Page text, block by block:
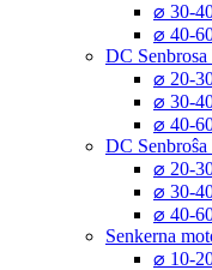
⌀ 30-
⌀ 40-
DC
⌀ 20-
⌀ 30-
⌀ 40-
DC
⌀ 20-
⌀ 30-
⌀ 40-
Senkerna
⌀ 10-